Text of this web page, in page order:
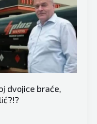
dvojice braće,